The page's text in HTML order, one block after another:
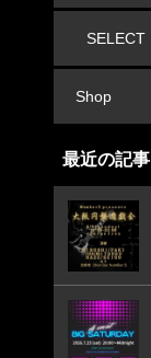
SELECT
Shop
最近の記事